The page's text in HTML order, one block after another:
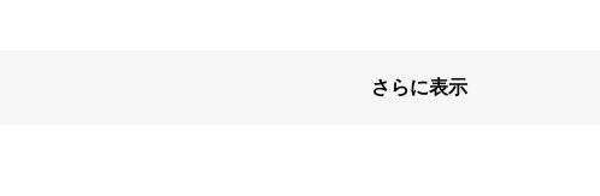
さらに表示